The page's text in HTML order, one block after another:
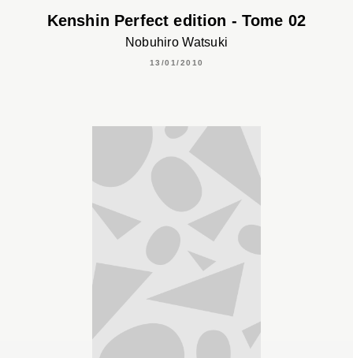
Kenshin Perfect edition - Tome 02
Nobuhiro Watsuki
13/01/2010